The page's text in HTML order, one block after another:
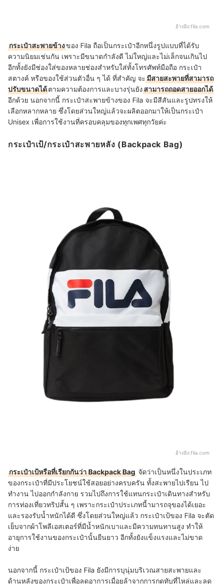
อ้างอิง:fila.com
กระเป๋าสะพายข้างของ Fila ถือเป็นกระเป๋าอีกหนึ่งรูปแบบที่ได้รับ
ความนิยมเช่นกัน เพราะมีขนาดกำลังดี ไม่ใหญ่และไม่เล็กจนเกินไป
อีกทั้งยังมีช่องใส่ของหลายช่องสำหรับใส่ทั้งโทรศัพท์มือถือ กระเป๋า
สตางค์ หรือของใช้ส่วนตัวอื่น ๆ ได้ ที่สำคัญ จะมีสายสะพายที่สามารถ
ปรับขนาดได้ตามความต้องการและบางรุ่นยังสามารถถอดสายออกได้
อีกด้วย นอกจากนี้ กระเป๋าสะพายข้างของ Fila จะมีสีสันและรูปทรงให้
เลือกหลากหลาย ซึ่งโดยส่วนใหญ่แล้วจะผลิตออกมาให้เป็นกระเป๋า
Unisex เพื่อการใช้งานที่ครอบคลุมของทุกเพศทุกวัยค่ะ
กระเป๋าเป้/กระเป๋าสะพายหลัง (Backpack Bag)
อ้างอิง:fila.com
กระเป๋าเป้หรือที่เรียกกันว่า Backpack Bag จัดว่าเป็นหนึ่งในประเภท
ของกระเป๋าที่มีประโยชน์ใช้สอยอย่างครบครัน ทั้งสะพายไปเรียน ไป
ทำงาน ไปออกกำลังกาย รวมไปถึงการใช้แทนกระเป๋าเดินทางสำหรับ
การท่องเที่ยวทริปสั้น ๆ เพราะกระเป๋าประเภทนี้ามารถจุของได้เยอะ
และรองรับน้ำหนักได้ดี ซึ่งโดยส่วนใหญ่แล้ว กระเป๋าเป้ของ Fila จะตัด
เย็บจากผ้าโพลีเอสเตอร์ที่มีน้ำหนักเบาและมีความทนทานสูง ทำให้
อายุการใช้งานของกระเป๋านั้นยืนยาว อีกทั้งยังแข็งแรงและไม่ขาด
ง่าย
นอกจากนี้ กระเป๋าเป้ของ Fila ยังมีการบุนุ่มบริเวณสายสะพายและ
ด้านหลังของกระเป๋าเพื่อลดอาการเมื่อยล้าจากการกดทับที่ไหล่และลด